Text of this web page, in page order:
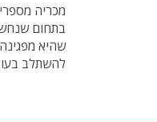
מכריה
בתחום
שהיא
להשתלב